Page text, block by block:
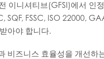
이니셔티브(GFSI)에서 인
SQF, FSSC, ISO 22000,
아야 합니다.
비즈니스 효율성을 개선하